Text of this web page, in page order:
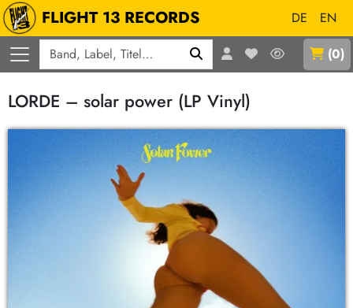
FLIGHT 13 RECORDS DE
EN
(0)
LORDE – solar power (LP Vinyl)